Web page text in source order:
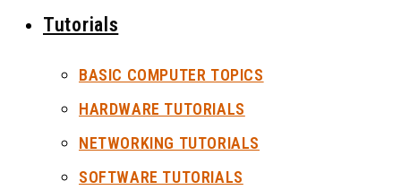
Tutorials
BASIC COMPUTER TOPICS
HARDWARE TUTORIALS
NETWORKING TUTORIALS
SOFTWARE TUTORIALS